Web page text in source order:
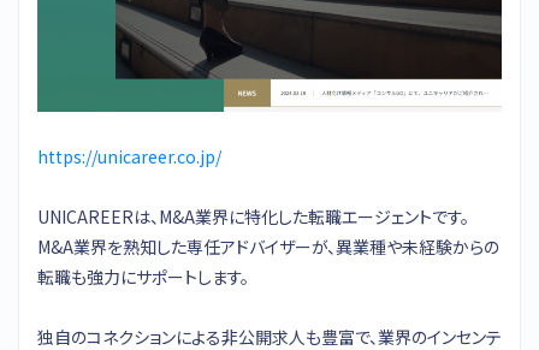
https://unicareer.co.jp/
UNICAREERは、M&A業界に特化した転職エージェントです。
M&A業界を熟知した専任アドバイザーが、異業種や未経験からの
転職も強力にサポートします。
独自のコネクションによる非公開求人も豊富で、業界のインセンテ